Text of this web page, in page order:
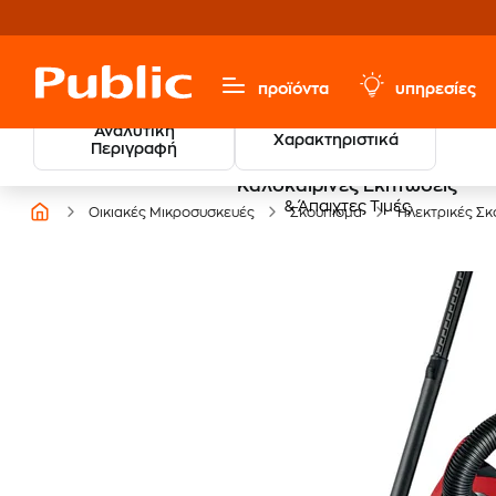
προϊόντα υπηρεσίες
Αναλυτική
Περιγραφή
Χαρακτηριστικά
Καλοκαιρινές Εκπτώσεις
& Άπαιχτες Τιμές
Οικιακές Μικροσυσκευές Σκούπισμα Ηλεκτρικές